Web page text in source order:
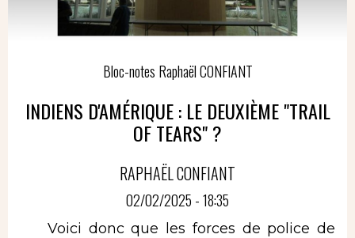
Bloc-notes Raphaël CONFIANT
INDIENS D'AMÉRIQUE : LE DEUXIÈME "TRAIL
OF TEARS" ?
RAPHAËL CONFIANT
02/02/2025 - 18:35
Voici donc que les forces de police de